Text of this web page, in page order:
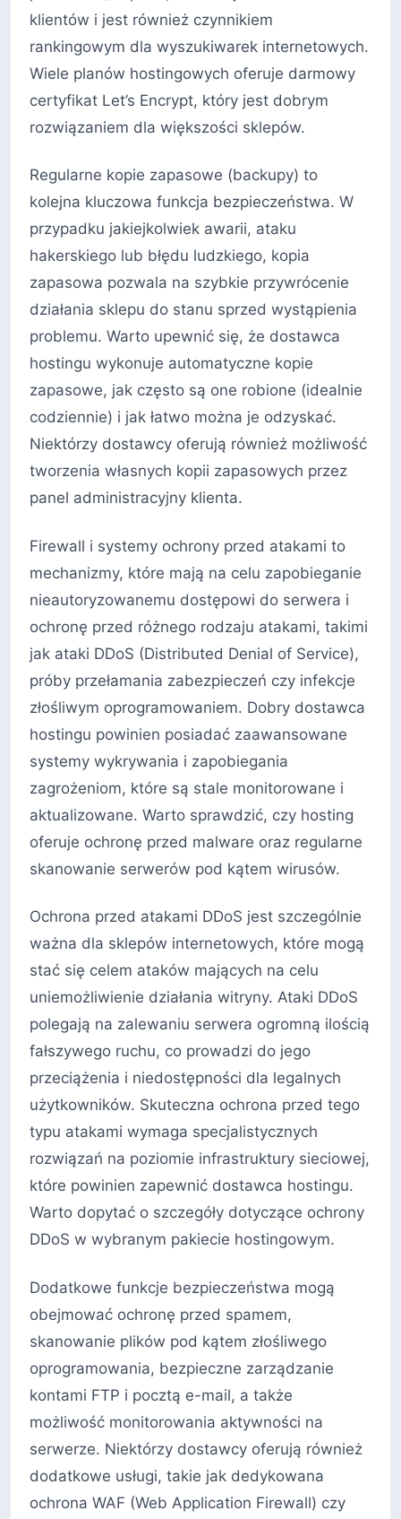
klientów i jest również czynnikiem
rankingowym dla wyszukiwarek internetowych.
Wiele planów hostingowych oferuje darmowy
certyfikat Let’s Encrypt, który jest dobrym
rozwiązaniem dla większości sklepów.
Regularne kopie zapasowe (backupy) to
kolejna kluczowa funkcja bezpieczeństwa. W
przypadku jakiejkolwiek awarii, ataku
hakerskiego lub błędu ludzkiego, kopia
zapasowa pozwala na szybkie przywrócenie
działania sklepu do stanu sprzed wystąpienia
problemu. Warto upewnić się, że dostawca
hostingu wykonuje automatyczne kopie
zapasowe, jak często są one robione (idealnie
codziennie) i jak łatwo można je odzyskać.
Niektórzy dostawcy oferują również możliwość
tworzenia własnych kopii zapasowych przez
panel administracyjny klienta.
Firewall i systemy ochrony przed atakami to
mechanizmy, które mają na celu zapobieganie
nieautoryzowanemu dostępowi do serwera i
ochronę przed różnego rodzaju atakami, takimi
jak ataki DDoS (Distributed Denial of Service),
próby przełamania zabezpieczeń czy infekcje
złośliwym oprogramowaniem. Dobry dostawca
hostingu powinien posiadać zaawansowane
systemy wykrywania i zapobiegania
zagrożeniom, które są stale monitorowane i
aktualizowane. Warto sprawdzić, czy hosting
oferuje ochronę przed malware oraz regularne
skanowanie serwerów pod kątem wirusów.
Ochrona przed atakami DDoS jest szczególnie
ważna dla sklepów internetowych, które mogą
stać się celem ataków mających na celu
uniemożliwienie działania witryny. Ataki DDoS
polegają na zalewaniu serwera ogromną ilością
fałszywego ruchu, co prowadzi do jego
przeciążenia i niedostępności dla legalnych
użytkowników. Skuteczna ochrona przed tego
typu atakami wymaga specjalistycznych
rozwiązań na poziomie infrastruktury sieciowej,
które powinien zapewnić dostawca hostingu.
Warto dopytać o szczegóły dotyczące ochrony
DDoS w wybranym pakiecie hostingowym.
Dodatkowe funkcje bezpieczeństwa mogą
obejmować ochronę przed spamem,
skanowanie plików pod kątem złośliwego
oprogramowania, bezpieczne zarządzanie
kontami FTP i pocztą e-mail, a także
możliwość monitorowania aktywności na
serwerze. Niektórzy dostawcy oferują również
dodatkowe usługi, takie jak dedykowana
ochrona WAF (Web Application Firewall) czy